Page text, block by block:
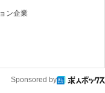
ン企業
Sponsored by